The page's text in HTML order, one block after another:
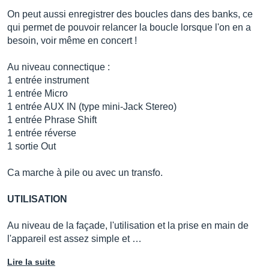
On peut aussi enregistrer des boucles dans des banks, ce
qui permet de pouvoir relancer la boucle lorsque l'on en a
besoin, voir même en concert !
Au niveau connectique :
1 entrée instrument
1 entrée Micro
1 entrée AUX IN (type mini-Jack Stereo)
1 entrée Phrase Shift
1 entrée réverse
1 sortie Out
Ca marche à pile ou avec un transfo.
UTILISATION
Au niveau de la façade, l'utilisation et la prise en main de
l'appareil est assez simple et …
Lire la suite